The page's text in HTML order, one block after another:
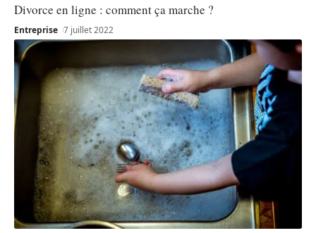
Divorce en ligne : comment ça marche ?
Entreprise 7 juillet 2022